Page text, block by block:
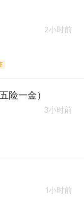
2小时前
险一金）
3小时前
1小时前